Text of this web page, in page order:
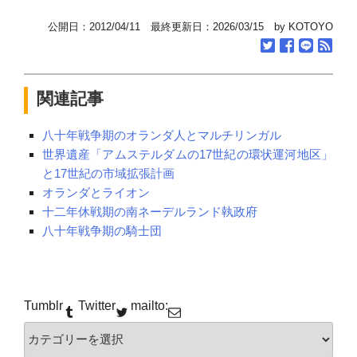
公開日：2012/04/11 最終更新日：2026/03/15 by KOTOYO
関連記事
八十年戦争期のオランダ人とマルチリンガル
世界遺産「アムステルダムの17世紀の環状運河地区」
と17世紀の市域拡張計画
オランダとライオン
十二年休戦期の南ネーデルランド執政府
八十年戦争期の騎士団
Tumblr Twitter mailto:
カ